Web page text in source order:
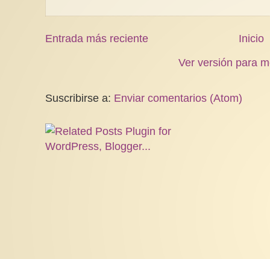
Entrada más reciente
Inicio
Ver versión para
Suscribirse a: Enviar comentarios (Atom)